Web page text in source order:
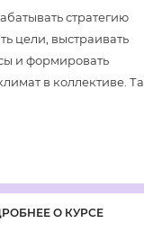
стратегию
цели, выстраивать
и формировать
в коллективе.
О КУРСЕ